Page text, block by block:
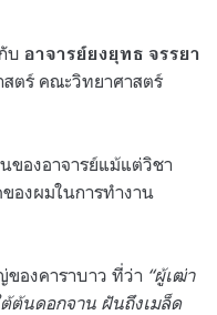
บ อาจารย์ยงยุทธ จรรยา
ตร์ คณะวิทยาศาสตร์
ของอาจารย์แม้แต่วิชา
งผมในการทำงาน
ของคาราบาว ที่ว่า “ผู้เฒ่า
ต้นดอกจาน ฝันถึงเมล็ด